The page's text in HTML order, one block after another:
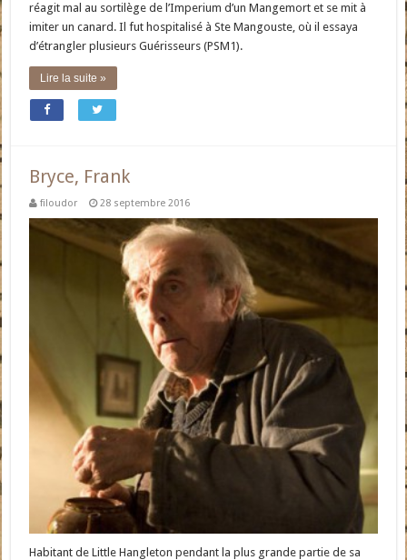
réagit mal au sortilège de l’Imperium d’un Mangemort et se mit à
imiter un canard. Il fut hospitalisé à Ste Mangouste, où il essaya
d’étrangler plusieurs Guérisseurs (PSM1).
Lire la suite »
Bryce, Frank
filoudor 28 septembre 2016
Habitant de Little Hangleton pendant la plus grande partie de sa